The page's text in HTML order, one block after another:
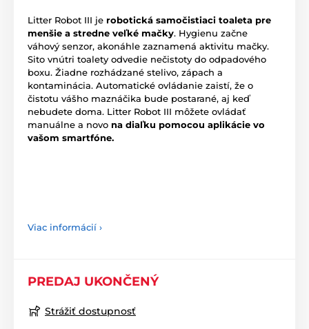
Litter Robot III je robotická samočistiaci toaleta pre
menšie a stredne veľké mačky. Hygienu začne
váhový senzor, akonáhle zaznamená aktivitu mačky.
Sito vnútri toalety odvedie nečistoty do odpadového
boxu. Žiadne rozhádzané stelivo, zápach a
kontaminácia. Automatické ovládanie zaistí, že o
čistotu vášho maznáčika bude postarané, aj keď
nebudete doma. Litter Robot III môžete ovládať
manuálne a novo na diaľku pomocou aplikácie vo
vašom smartfóne.
Viac informácií ›
PREDAJ UKONČENÝ
Strážiť dostupnosť